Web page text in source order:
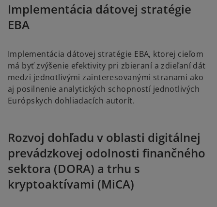
Implementácia dátovej stratégie
EBA
Implementácia dátovej stratégie EBA, ktorej cieľom
má byť zvýšenie efektivity pri zbieraní a zdieľaní dát
medzi jednotlivými zainteresovanými stranami ako
aj posilnenie analytických schopností jednotlivých
Európskych dohliadacích autorít.
Rozvoj dohľadu v oblasti digitálnej
prevádzkovej odolnosti finančného
sektora (DORA) a trhu s
kryptoaktívami (MiCA)